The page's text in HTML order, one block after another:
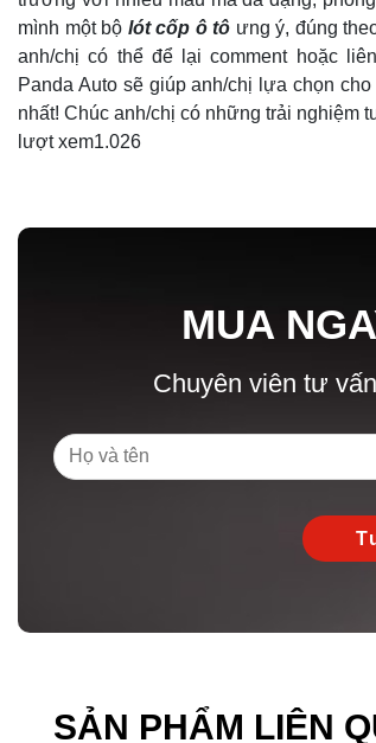
mình một bộ lót cốp ô tô ưng ý, đúng
anh/chị có thể để lại comment hoặc
Panda Auto sẽ giúp anh/chị lựa chọn
nhất! Chúc anh/chị có những trải nghiệm
lượt xem1.026
MUA
Chuyên viên tư
SẢN PHẨM LIÊN